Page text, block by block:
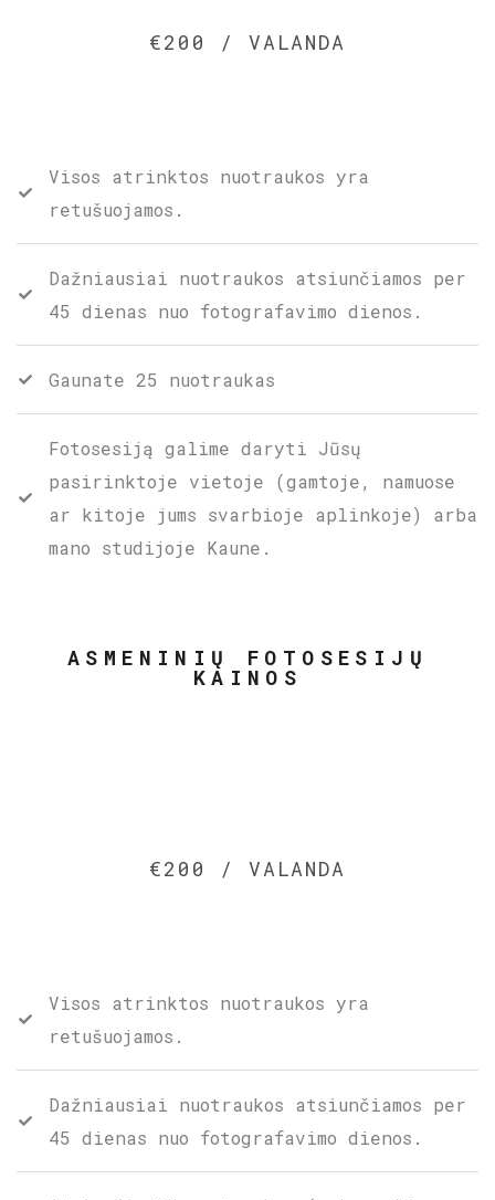
€200 / VALANDA
Visos atrinktos nuotraukos yra
retušuojamos.
Dažniausiai nuotraukos atsiunčiamos per
45 dienas nuo fotografavimo dienos.
Gaunate 25 nuotraukas
Fotosesiją galime daryti Jūsų
pasirinktoje vietoje (gamtoje, namuose
ar kitoje jums svarbioje aplinkoje) arba
mano studijoje Kaune.
ASMENINIŲ FOTOSESIJŲ
KAINOS
€200 / VALANDA
Visos atrinktos nuotraukos yra
retušuojamos.
Dažniausiai nuotraukos atsiunčiamos per
45 dienas nuo fotografavimo dienos.